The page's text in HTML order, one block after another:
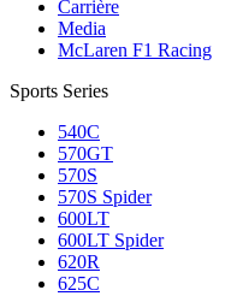
Carrière
Media
McLaren F1 Racing
Sports Series
540C
570GT
570S
570S Spider
600LT
600LT Spider
620R
625C